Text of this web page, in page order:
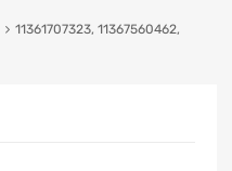
11361707323, 11367560462,